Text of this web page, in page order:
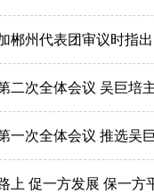
郴州代表团审议时指
二次全体会议 吴巨培
一次全体会议 ​推选吴
上 促一方发展 保一方